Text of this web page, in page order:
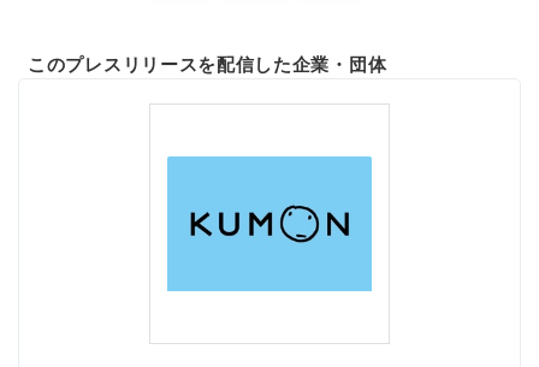
このプレスリリースを配信した企業・団体